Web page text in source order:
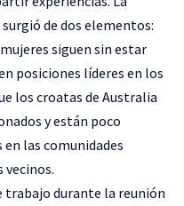
de dos elementos:
siguen sin estar
posiciones líderes en los
los croatas de Australia
y están poco
las comunidades
vecinos.
trabajo durante la reunión